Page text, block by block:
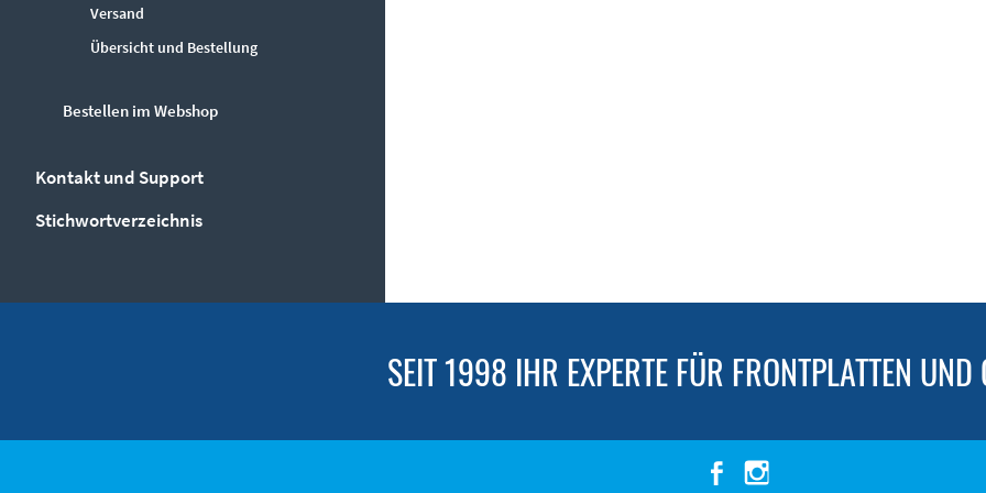
Versand
Übersicht und Bestellung
Bestellen im Webshop
Kontakt und Support
Stichwortverzeichnis
SEIT 1998 IHR EXPERTE FÜR FRONTPLATTEN UND